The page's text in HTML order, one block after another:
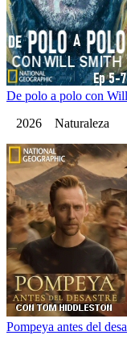
De polo a polo con
2026 Naturaleza
Pompeya antes del